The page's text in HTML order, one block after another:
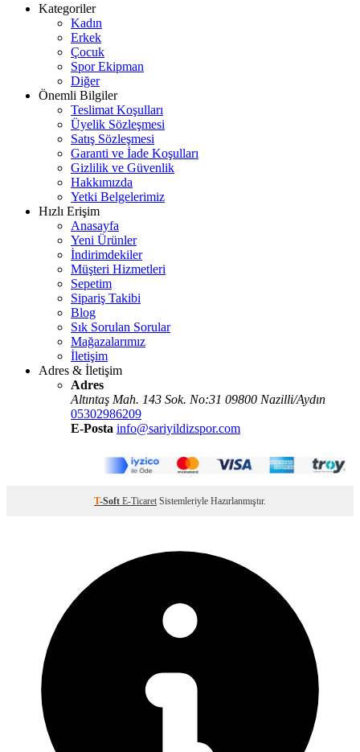
Kategoriler
Kadın
Erkek
Çocuk
Spor Ekipman
Diğer
Önemli Bilgiler
Teslimat Koşulları
Üyelik Sözleşmesi
Satış Sözleşmesi
Garanti ve İade Koşulları
Gizlilik ve Güvenlik
Hakkımızda
Yetki Belgelerimiz
Hızlı Erişim
Anasayfa
Yeni Ürünler
İndirimdekiler
Müşteri Hizmetleri
Sepetim
Sipariş Takibi
Blog
Sık Sorulan Sorular
Mağazalarımız
İletişim
Adres & İletişim
Adres
Altıntaş Mah. 143 Sok. No:31 09800 Nazilli/Aydın
05302986209
E-Posta info@sariyildizspor.com
T-Soft E-Ticaret Sistemleriyle Hazırlanmıştır.